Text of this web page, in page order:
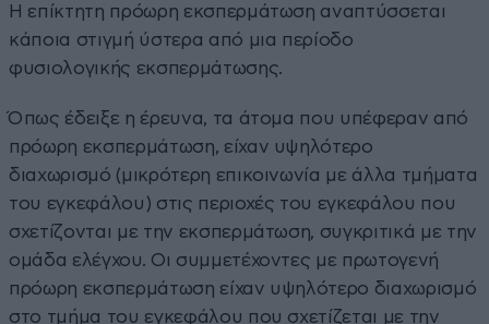
Η επίκτητη πρόωρη εκσπερμάτωση αναπτύσσεται
κάποια στιγμή ύστερα από μια περίοδο
φυσιολογικής εκσπερμάτωσης.
Όπως έδειξε η έρευνα, τα άτομα που υπέφεραν από
πρόωρη εκσπερμάτωση, είχαν υψηλότερο
διαχωρισμό (μικρότερη επικοινωνία με άλλα τμήματα
του εγκεφάλου) στις περιοχές του εγκεφάλου που
σχετίζονται με την εκσπερμάτωση, συγκριτικά με την
ομάδα ελέγχου. Οι συμμετέχοντες με πρωτογενή
πρόωρη εκσπερμάτωση είχαν υψηλότερο διαχωρισμό
στο τμήμα του εγκεφάλου που σχετίζεται με την